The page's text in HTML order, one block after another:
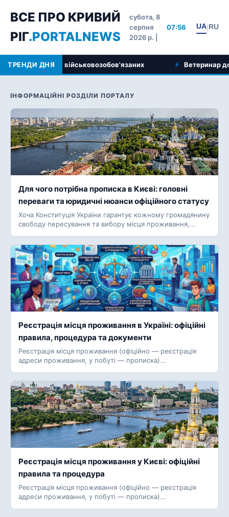
ВСЕ ПРО КРИВИЙ
РІГ.PORTALNEWS
субота, 8
серпня
2026 р. |
07:56 UA|RU
ТРЕНДИ ДНЯ Ветеринар додому у Кривому Розі
ІНФОРМАЦІЙНІ РОЗДІЛИ ПОРТАЛУ
Для чого потрібна прописка в Києві: головні
переваги та юридичні нюанси офіційного статусу
Хоча Конституція України гарантує кожному громадянину
свободу пересування та вибору місця проживання,...
Реєстрація місця проживання в Україні: офіційні
правила, процедура та документи
Реєстрація місця проживання (офіційно — реєстрація
адреси проживання, у побуті — прописка)...
Реєстрація місця проживання у Києві: офіційні
правила та процедура
Реєстрація місця проживання (офіційно — реєстрація
адреси проживання, у побуті — прописка)...